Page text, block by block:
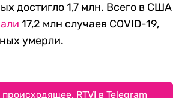
достигло 1,7 млн. Всего в США
17,2 млн случаев COVID-19,
умерли.
RTVI в Telegram